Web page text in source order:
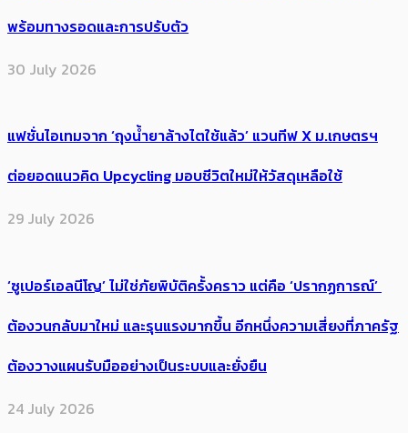
พร้อมทางรอดและการปรับตัว
30 July 2026
แฟชั่นไอเทมจาก ‘ถุงน้ำยาล้างไตใช้แล้ว’ แวนทีฟ X ม.เกษตรฯ
ต่อยอดแนวคิด Upcycling มอบชีวิตใหม่ให้วัสดุเหลือใช้
29 July 2026
‘ซูเปอร์เอลนีโญ’ ไม่ใช่ภัยพิบัติครั้งคราว แต่คือ ‘ปรากฏการณ์’ ​
ต้อง​วนกลับมาใหม่ และรุนแรงมากขึ้น อีกหนึ่งความเสี่ยงที่ภาครัฐ
ต้องวางแผนรับมืออย่างเป็นระบบและยั่งยืน
24 July 2026